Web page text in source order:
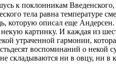
к поклонникам Введенского,
тела равна температуре
которую описал еще
картинку. И каждая из
утраченной гармонии,
воспоминаний о
складываются ни в овцу, ни в